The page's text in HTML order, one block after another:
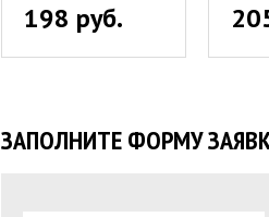
198 руб.
ЗАПОЛНИТЕ ФОРМУ